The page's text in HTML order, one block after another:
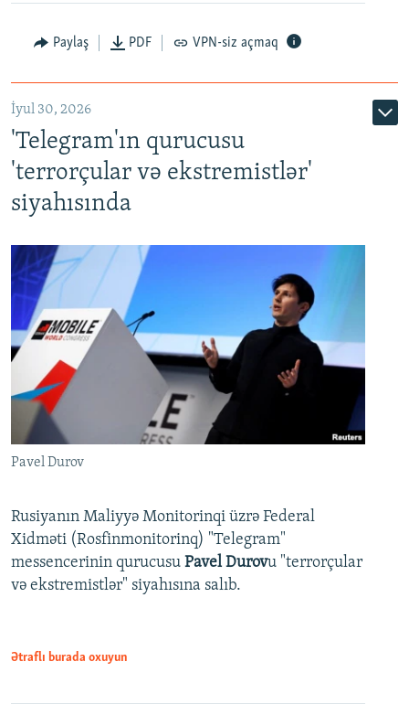
Paylaş PDF VPN-siz açmaq
İyul 30, 2026
'Telegram'ın qurucusu
'terrorçular və ekstremistlər'
siyahısında
Pavel Durov
Rusiyanın Maliyyə Monitorinqi üzrə Federal
Xidməti (Rosfinmonitorinq) "Telegram"
messencerinin qurucusu Pavel Durovu "terrorçular
və ekstremistlər" siyahısına salıb.
Ətraflı burada oxuyun